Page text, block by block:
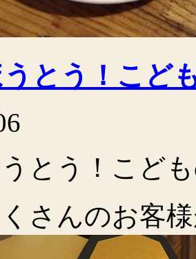
とう！こど
とう！こど
さんのお客